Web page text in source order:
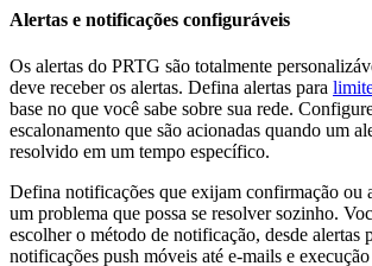
Alertas e notificações configuráveis
Os alertas do PRTG são totalmente
deve receber os alertas. Defina alertas para
base no que você sabe sobre sua rede.
escalonamento que são acionadas quando um
resolvido em um tempo específico.
Defina notificações que exijam confirmação ou
um problema que possa se resolver sozinho.
escolher o método de notificação, desde alertas
notificações push móveis até e-mails e